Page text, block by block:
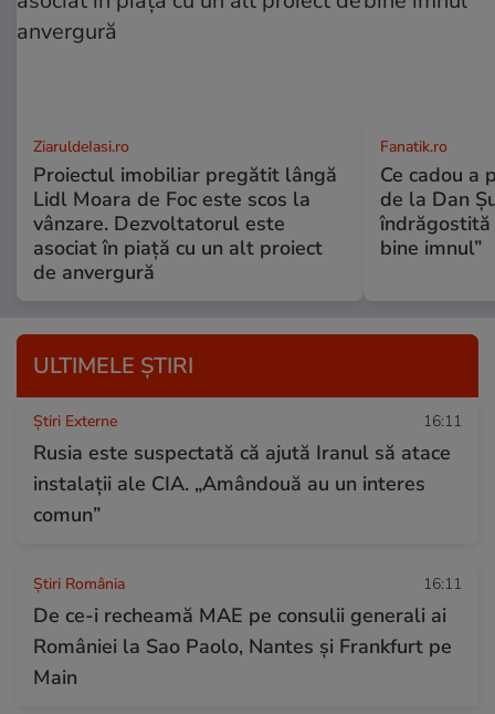
ZiaruldeIasi.ro
Proiectul imobiliar pregătit lângă
Lidl Moara de Foc este scos la
vânzare. Dezvoltatorul este
asociat în piață cu un alt proiect
de anvergură
Fanatik.ro
Ce cadou a
de la Dan
îndrăgostită
bine imnul”
ULTIMELE ȘTIRI
Știri Externe 16:11
Rusia este suspectată că ajută Iranul să atace
instalații ale CIA. „Amândouă au un interes
comun”
Știri România 16:11
De ce-i recheamă MAE pe consulii generali ai
României la Sao Paolo, Nantes şi Frankfurt pe
Main